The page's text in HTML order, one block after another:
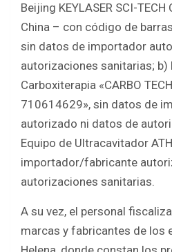
Beijing KEYLASER SCI-
China – con código de
sin datos de importador
autorizaciones sanitarias; b)
Carboxiterapia «CARBO
710614629», sin datos de
autorizado ni datos de
Equipo de Ultracavitador
importador/fabricante
autorizaciones sanitarias.
A su vez, el personal
marcas y fabricantes de los